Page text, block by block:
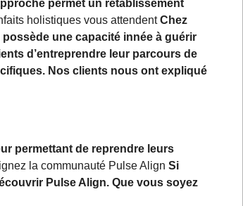
permet un rétablissement
holistiques vous attendentChez
une capacité innée à guérir
d’entreprendre leur parcours de
Nos clients nous ont expliqué
permettant de reprendre leurs
la communauté Pulse Align Si
Pulse Align. Que vous soyez